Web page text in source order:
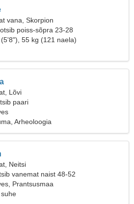
vana, Skorpion
poiss-sõpra 23-28
55 kg (121 naela)
Lõvi
paari
Arheoloogia
Neitsi
vanemat naist 48-52
Prantsusmaa